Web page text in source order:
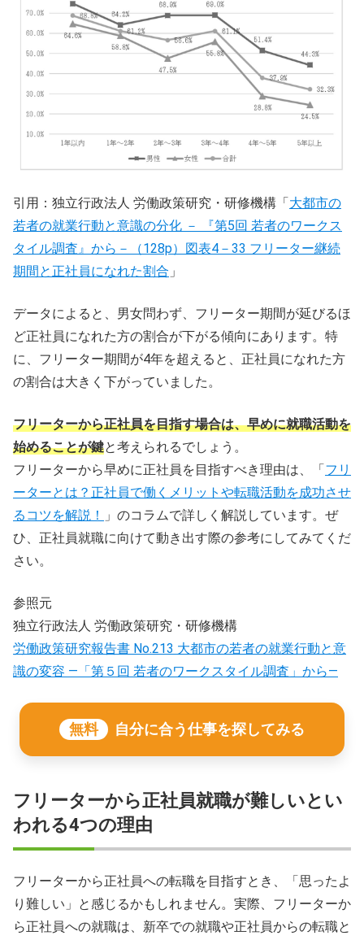
引用：独立行政法人 労働政策研究・研修機構「大都市の
若者の就業行動と意識の分化 － 『第5回 若者のワークス
タイル調査』から－（128p）図表4－33 フリーター継続
期間と正社員になれた割合 」
データによると、男女問わず、フリーター期間が延びるほ
ど正社員になれた方の割合が下がる傾向にあります。特
に、フリーター期間が4年を超えると、正社員になれた方
の割合は大きく下がっていました。
フリーターから正社員を目指す場合は、早めに就職活動を
始めることが鍵と考えられるでしょう。
フリーターから早めに正社員を目指すべき理由は、「フリ
ーターとは？正社員で働くメリットや転職活動を成功させ
るコツを解説！
」のコラムで詳しく解説しています。ぜ
ひ、正社員就職に向けて動き出す際の参考にしてみてくだ
さい。
参照元
独立行政法人 労働政策研究・研修機構
労働政策研究報告書 No.213 大都市の若者の就業行動と意
識の変容 ―「第５回 若者のワークスタイル調査」から―
無料 自分に合う仕事を探してみる
フリーターから正社員就職が難しいとい
われる4つの理由
フリーターから正社員への転職を目指すとき、「思ったよ
り難しい」と感じるかもしれません。実際、フリーターか
ら正社員への就職は、新卒での就職や正社員からの転職と